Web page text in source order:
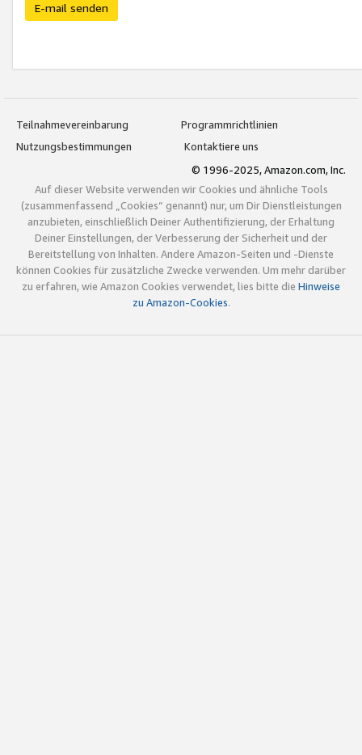
E-mail senden
Teilnahmevereinbarung
Programmrichtlinien
Nutzungsbestimmungen
Kontaktiere uns
© 1996-2025, Amazon.com, Inc.
Auf dieser Website verwenden wir Cookies und ähnliche Tools
(zusammenfassend „Cookies“ genannt) nur, um Dir Dienstleistungen
anzubieten, einschließlich Deiner Authentifizierung, der Erhaltung
Deiner Einstellungen, der Verbesserung der Sicherheit und der
Bereitstellung von Inhalten. Andere Amazon-Seiten und -Dienste
können Cookies für zusätzliche Zwecke verwenden. Um mehr darüber
zu erfahren, wie Amazon Cookies verwendet, lies bitte die Hinweise
zu Amazon-Cookies.